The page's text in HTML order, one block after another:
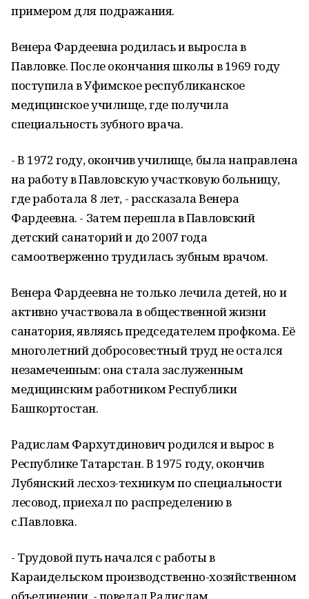
примером для подражания.
Венера Фардеевна родилась и выросла в
Павловке. После окончания школы в 1969 году
поступила в Уфимское республиканское
медицинское училище, где получила
специальность зубного врача.
- В 1972 году, окончив училище, была направлена
на работу в Павловскую участковую больницу,
где работала 8 лет, - рассказала Венера
Фардеевна. - Затем перешла в Павловский
детский санаторий и до 2007 года
самоотверженно трудилась зубным врачом.
Венера Фардеевна не только лечила детей, но и
активно участвовала в общественной жизни
санатория, являясь председателем профкома. Её
многолетний добросовестный труд не остался
незамеченным: она стала заслуженным
медицинским работником Республики
Башкортостан.
Радислам Фархутдинович родился и вырос в
Республике Татарстан. В 1975 году, окончив
Лубянский лесхоз-техникум по специальности
лесовод, приехал по распределению в
с.Павловка.
- Трудовой путь начался с работы в
Караидельском производственно-хозяйственном